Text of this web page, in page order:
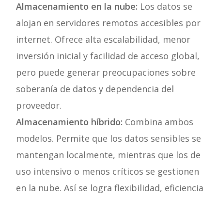
Almacenamiento en la nube: Los datos se
alojan en servidores remotos accesibles por
internet. Ofrece alta escalabilidad, menor
inversión inicial y facilidad de acceso global,
pero puede generar preocupaciones sobre
soberanía de datos y dependencia del
proveedor.
Almacenamiento híbrido: Combina ambos
modelos. Permite que los datos sensibles se
mantengan localmente, mientras que los de
uso intensivo o menos críticos se gestionen
en la nube. Así se logra flexibilidad, eficiencia